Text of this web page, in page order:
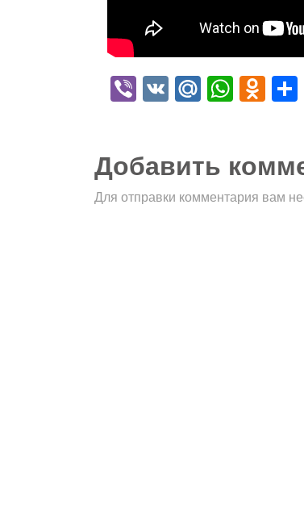
Viber
VK Mail.Ru
Добавить
Для отправки комментария вам